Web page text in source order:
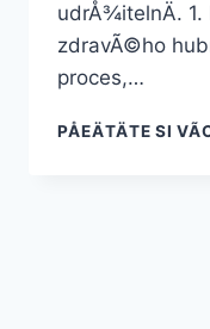
udrÅ¾itelnÄ.
zdravÃ©ho
proces,…
PÅEÄTÄTE SI